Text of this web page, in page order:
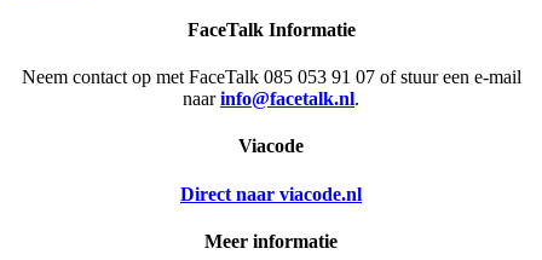
FaceTalk Informatie
Neem contact op met FaceTalk 085 053 91 07 of stuur een e-mail
naarinfo@facetalk.nl.
Viacode
Direct naar viacode.nl
Meer informatie